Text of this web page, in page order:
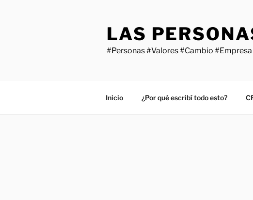
LAS
#Personas #Valores #Cambio
Inicio ¿Por qué escribí todo esto?